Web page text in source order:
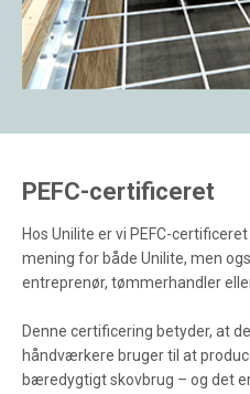
PEFC-certificeret
Hos Unilite er vi PEFC-
mening for både Unilite, men
entreprenør, tømmerhandler
Denne certificering betyder, at
håndværkere bruger til at
bæredygtigt skovbrug – og det